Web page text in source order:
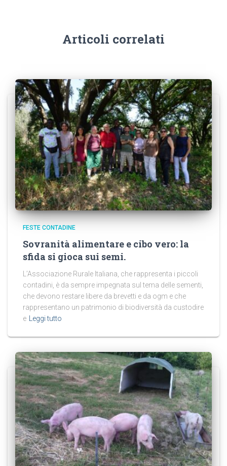
Articoli correlati
FESTE CONTADINE
Sovranità alimentare e cibo vero: la
sfida si gioca sui semi.
L’Associazione Rurale Italiana, che rappresenta i piccoli
contadini, è da sempre impegnata sul tema delle sementi,
che devono restare libere da brevetti e da ogm e che
rappresentano un patrimonio di biodiversità da custodire
e
Leggi tutto